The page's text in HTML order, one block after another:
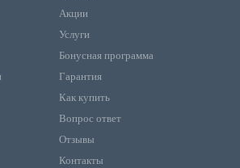
Акции
Услуги
Бонусная программа
Гарантия
Как купить
Вопрос ответ
Отзывы
Контакты